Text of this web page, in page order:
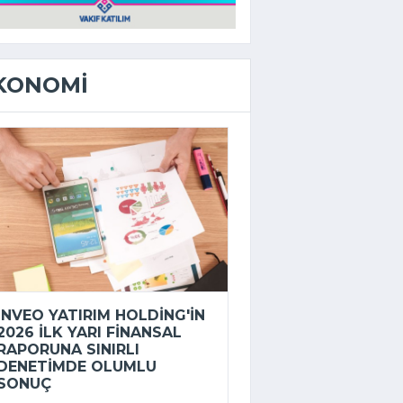
YATIRIM HOLDING'IN
ILK YARI FINANSAL
SINIRLI
OLUMLU